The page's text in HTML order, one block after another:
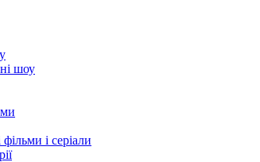
шоу
фільми і серіали